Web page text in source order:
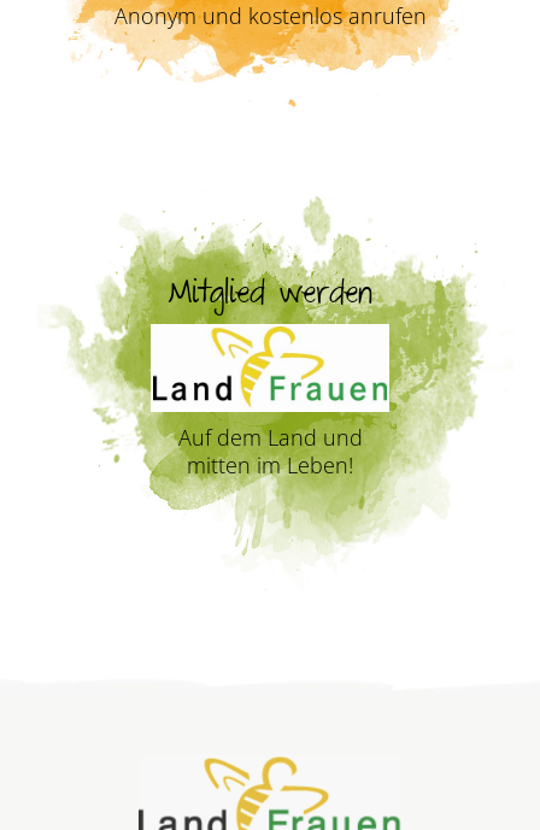
Anonym und kostenlos anrufen
Mitglied werden
Auf dem Land und
mitten im Leben!